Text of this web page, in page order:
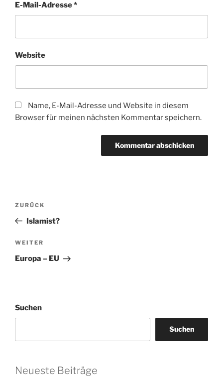
E-Mail-Adresse*
Website
Name, E-Mail-Adresse und Website in diesem
Browser für meinen nächsten Kommentar speichern.
Beitragsnavigation
Vorheriger
Beitrag
ZURÜCK
Islamist?
Nächster
Beitrag
WEITER
Europa – EU
Suchen
Suchen
Neueste Beiträge